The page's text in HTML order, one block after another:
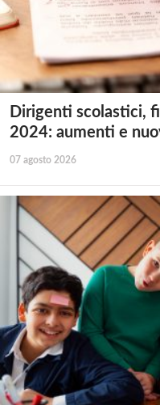
Dirigenti scolastici,
2024: aumenti e
07 agosto 2026